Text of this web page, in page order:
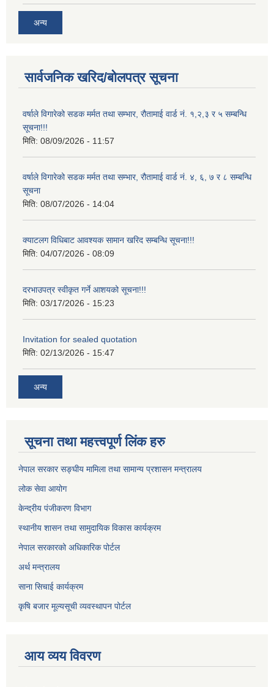
अन्य
सार्वजनिक खरिद/बोलपत्र सूचना
वर्षाले विगारेको सडक मर्मत तथा सम्भार, रौतामाई वार्ड नं. १,२,३ र ५ सम्बन्धि
सूचना!!!
मिति: 08/09/2026 - 11:57
वर्षाले विगारेको सडक मर्मत तथा सम्भार, रौतामाई वार्ड नं. ४, ६, ७ र ८ सम्बन्धि
सूचना
मिति: 08/07/2026 - 14:04
क्याटलग विधिबाट आवश्यक सामान खरिद सम्बन्धि सूचना!!!
मिति: 04/07/2026 - 08:09
दरभाउपत्र स्वीकृत गर्ने आशयको सूचना!!!
मिति: 03/17/2026 - 15:23
Invitation for sealed quotation
मिति: 02/13/2026 - 15:47
अन्य
सूचना तथा महत्त्वपूर्ण लिंक हरु
नेपाल सरकार सङ्घीय मामिला तथा सामान्य प्रशासन मन्त्रालय
लोक सेवा आयोग
केन्द्रीय पंजीकरण विभाग
स्थानीय शासन तथा सामुदायिक विकास कार्यक्रम
नेपाल सरकारको अधिकारिक पोर्टल
अर्थ मन्त्रालय
साना सिचाई कार्यक्रम
कृषि बजार मूल्यसूची व्यवस्थापन पोर्टल
आय व्यय विवरण